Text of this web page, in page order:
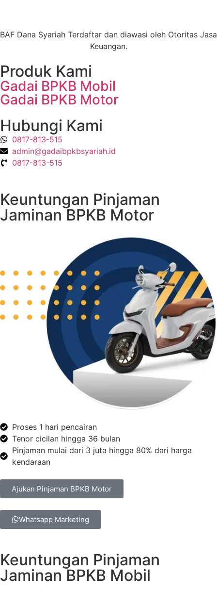
BAF Dana Syariah Terdaftar dan diawasi oleh Otoritas Jasa
Keuangan.
Produk Kami
Gadai BPKB Mobil
Gadai BPKB Motor
Hubungi Kami
0817-813-515
admin@gadaibpkbsyariah.id
0817-813-515
Keuntungan Pinjaman
Jaminan BPKB Motor
Proses 1 hari pencairan
Tenor cicilan hingga 36 bulan
Pinjaman mulai dari 3 juta hingga 80% dari harga
kendaraan
Ajukan Pinjaman BPKB Motor
Whatsapp Marketing
Keuntungan Pinjaman
Jaminan BPKB Mobil